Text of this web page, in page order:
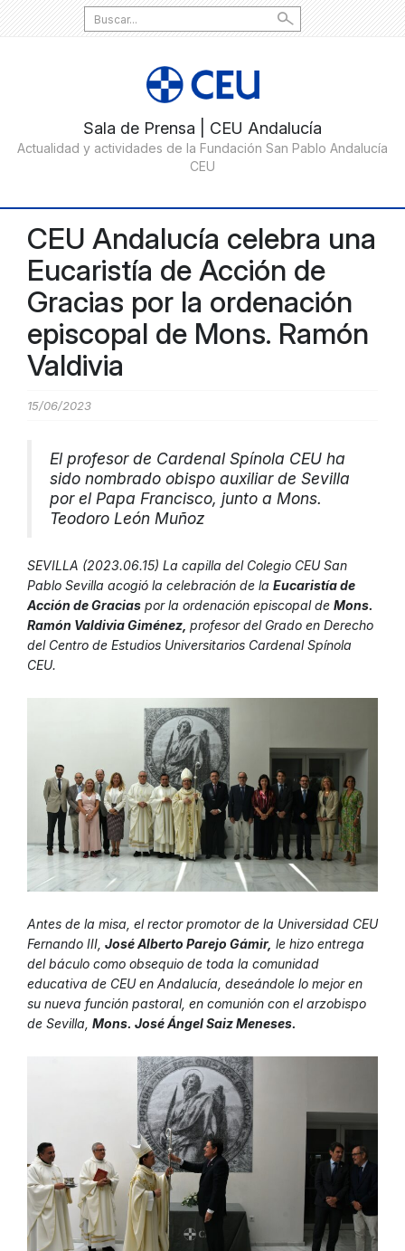
Search
for:
CEU Andalucía celebra una
Eucaristía de Acción de
Gracias por la ordenación
episcopal de Mons. Ramón
Valdivia
15/06/2023
El profesor de Cardenal Spínola CEU ha
sido nombrado obispo auxiliar de Sevilla
por el Papa Francisco, junto a Mons.
Teodoro León Muñoz
SEVILLA (2023.06.15) La capilla del Colegio CEU San
Pablo Sevilla acogió la celebración de la Eucaristía de
Acción de Gracias por la ordenación episcopal de Mons.
Ramón Valdivia Giménez, profesor del Grado en Derecho
del Centro de Estudios Universitarios Cardenal Spínola
CEU.
Antes de la misa, el rector promotor de la Universidad CEU
Fernando III, José Alberto Parejo Gámir, le hizo entrega
del báculo como obsequio de toda la comunidad
educativa de CEU en Andalucía, deseándole lo mejor en
su nueva función pastoral, en comunión con el arzobispo
de Sevilla, Mons. José Ángel Saiz Meneses.